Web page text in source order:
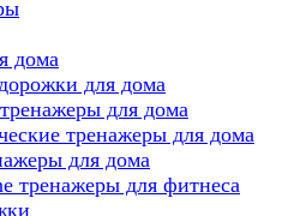
дома
для дома
для дома
тренажеры для дома
для дома
тренажеры для фитнеса